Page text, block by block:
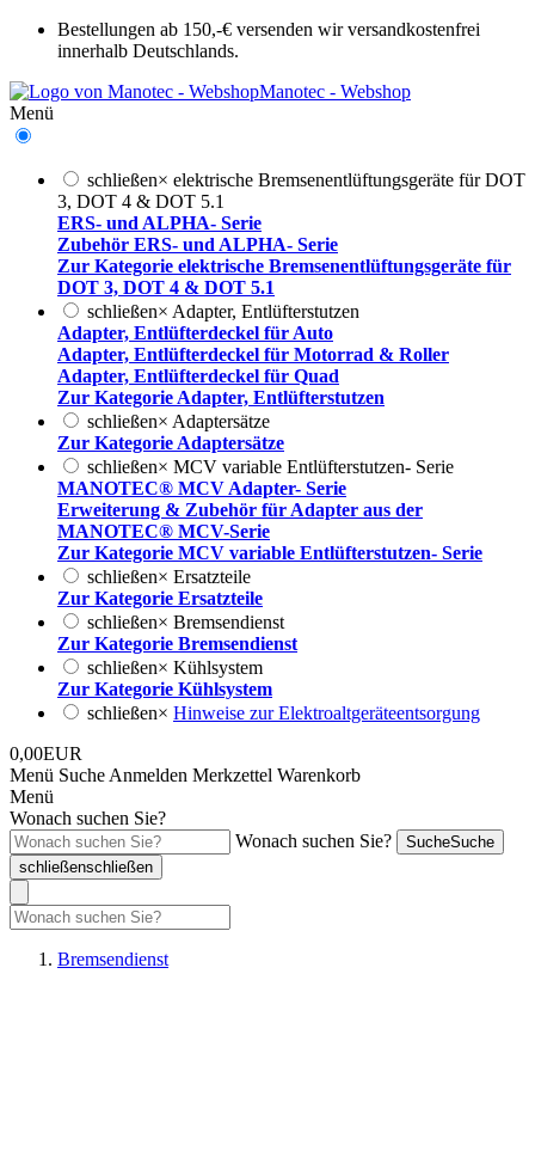
Bestellungen ab 150,-€ versenden wir versandkostenfrei
innerhalb Deutschlands.
Manotec - Webshop
Menü
schließen× elektrische Bremsenentlüftungsgeräte für DOT
3, DOT 4 & DOT 5.1
ERS- und ALPHA- Serie
Zubehör ERS- und ALPHA- Serie
Zur Kategorie elektrische Bremsenentlüftungsgeräte für
DOT 3, DOT 4 & DOT 5.1
schließen× Adapter, Entlüfterstutzen
Adapter, Entlüfterdeckel für Auto
Adapter, Entlüfterdeckel für Motorrad & Roller
Adapter, Entlüfterdeckel für Quad
Zur Kategorie Adapter, Entlüfterstutzen
schließen× Adaptersätze
Zur Kategorie Adaptersätze
schließen× MCV variable Entlüfterstutzen- Serie
MANOTEC® MCV Adapter- Serie
Erweiterung & Zubehör für Adapter aus der
MANOTEC® MCV-Serie
Zur Kategorie MCV variable Entlüfterstutzen- Serie
schließen× Ersatzteile
Zur Kategorie Ersatzteile
schließen× Bremsendienst
Zur Kategorie Bremsendienst
schließen× Kühlsystem
Zur Kategorie Kühlsystem
schließen× Hinweise zur Elektroaltgeräteentsorgung
0,00EUR
Menü Suche Anmelden Merkzettel Warenkorb
Menü
Wonach suchen Sie?
Wonach suchen Sie?
SucheSuche
schließenschließen
Bremsendienst